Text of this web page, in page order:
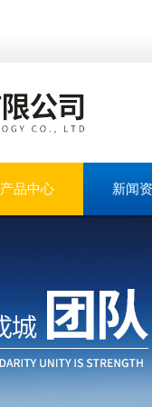
产品中心 新闻